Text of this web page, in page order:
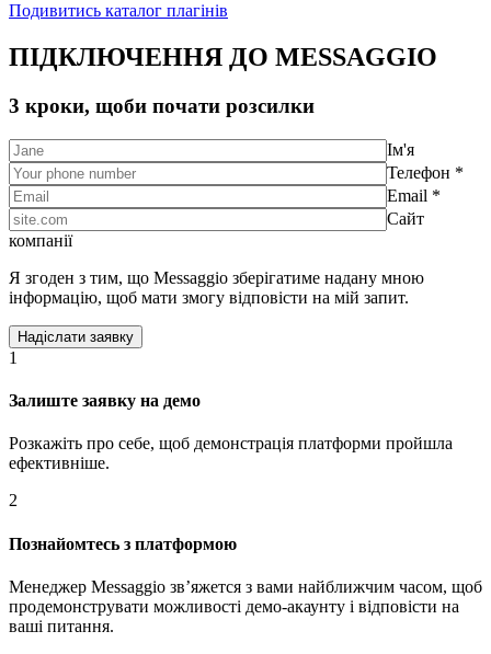
Подивитись каталог плагінів
ПІДКЛЮЧЕННЯ ДО MESSAGGIO
3 кроки, щоби почати розсилки
Ім'я
Телефон *
Email *
Сайт
компанії
Я згоден з тим, що Messaggio зберігатиме надану мною
інформацію, щоб мати змогу відповісти на мій запит.
1
Залиште заявку на демо
Розкажіть про себе, щоб демонстрація платформи пройшла
ефективніше.
2
Познайомтесь з платформою
Менеджер Messaggio звʼяжется з вами найближчим часом, щоб
продемонструвати можливості демо-акаунту і відповісти на
ваші питання.